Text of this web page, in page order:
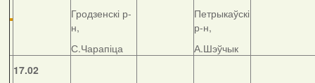
Гродзенскі р-
н,
С.Чарапіца
Петрыкаўскі
р-н,
А.Шэўчык
17.02